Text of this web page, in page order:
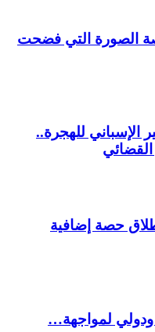
التي فضحت
للهجرة..
حصة إضافية
لمواجهة…